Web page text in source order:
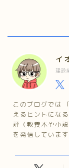
イ
建設
このブログでは
えるヒントにな
評（教養本や小
を発信しています